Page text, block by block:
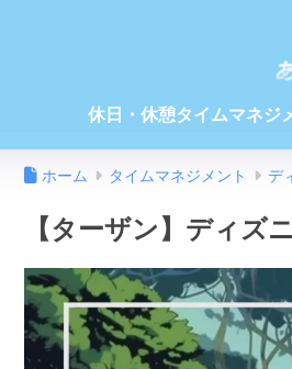
休日・休憩タイムマネジ
ホーム タイムマネジメント デ
【ターザン】ディズ